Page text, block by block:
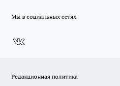
Мы в социальных сетях
Редакционная политика